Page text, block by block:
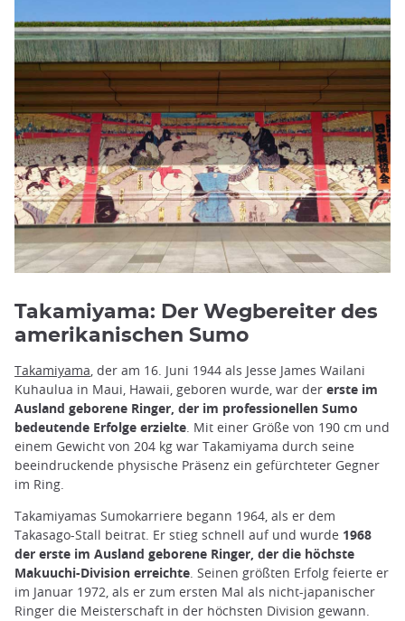
Takamiyama: Der Wegbereiter des
amerikanischen Sumo
Takamiyama, der am 16. Juni 1944 als Jesse James Wailani
Kuhaulua in Maui, Hawaii, geboren wurde, war der erste im
Ausland geborene Ringer, der im professionellen Sumo
bedeutende Erfolge erzielte. Mit einer Größe von 190 cm und
einem Gewicht von 204 kg war Takamiyama durch seine
beeindruckende physische Präsenz ein gefürchteter Gegner
im Ring.
Takamiyamas Sumokarriere begann 1964, als er dem
Takasago-Stall beitrat. Er stieg schnell auf und wurde 1968
der erste im Ausland geborene Ringer, der die höchste
Makuuchi-Division erreichte. Seinen größten Erfolg feierte er
im Januar 1972, als er zum ersten Mal als nicht-japanischer
Ringer die Meisterschaft in der höchsten Division gewann.